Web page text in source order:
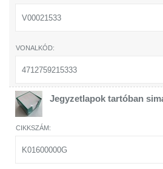
V00021533
4712759215333
Jegyzetlapok tartóban
K01600000G